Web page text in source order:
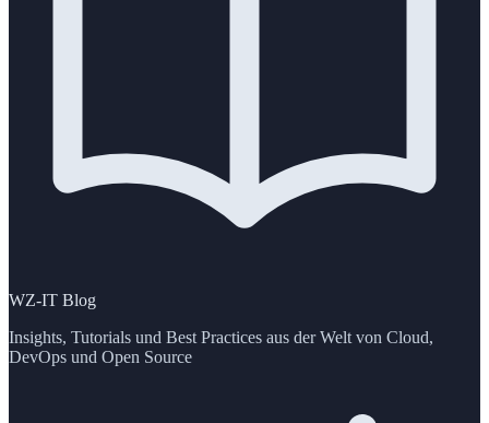
WZ-IT Blog
Insights, Tutorials und Best Practices aus der Welt von Cloud,
DevOps und Open Source